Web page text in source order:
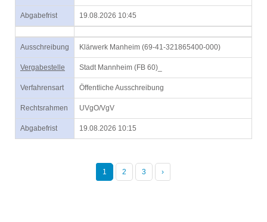
Abgabefrist 19.08.2026 10:45
Ausschreibung Klärwerk Manheim (69-41-321865400-000)
Vergabestelle Stadt Mannheim (FB 60)_
Verfahrensart Öffentliche Ausschreibung
Rechtsrahmen UVgO/VgV
Abgabefrist 19.08.2026 10:15
1 2 3 ›